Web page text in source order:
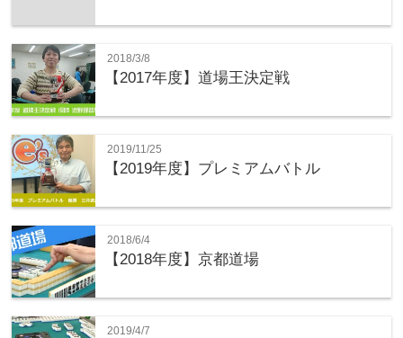
2018/3/8
【2017年度】道場王決定戦
2019/11/25
【2019年度】プレミアムバトル
2018/6/4
【2018年度】京都道場
2019/4/7